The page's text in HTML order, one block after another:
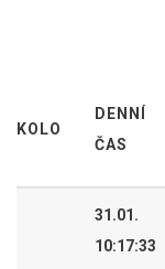
KOLO
DENNÍ
ČAS
31.01.
10:17:33